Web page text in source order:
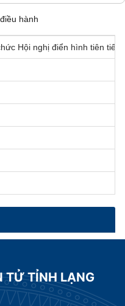
hành
Hội nghị điển hình tiên
TỬ TỈNH LẠNG